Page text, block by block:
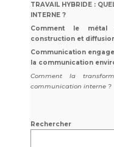
TRAVAIL HYBRIDE :
INTERNE ?
Comment le
construction et
Communication
la communication
Comment la
communication interne ?
Rechercher